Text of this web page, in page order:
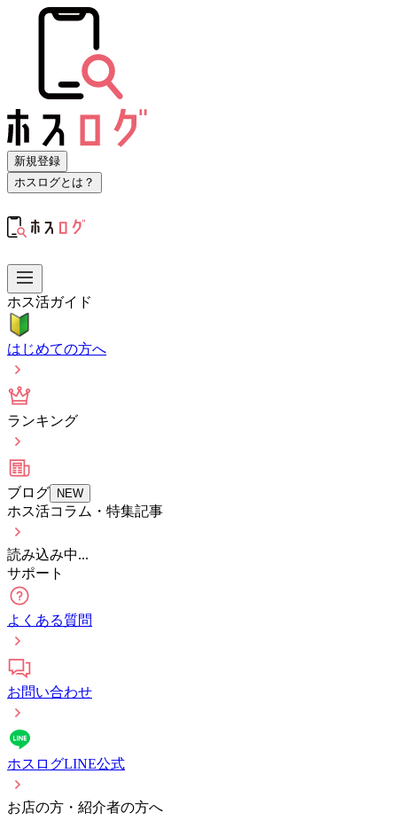
新規登録
ホスログとは？
ホス活ガイド
はじめての方へ
ランキング
ブログ NEW
ホス活コラム・特集記事
読み込み中...
サポート
よくある質問
お問い合わせ
ホスログLINE公式
お店の方・紹介者の方へ